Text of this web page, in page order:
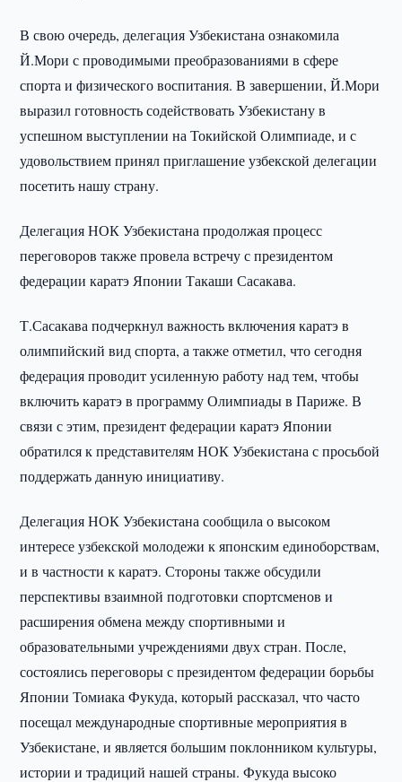
В свою очередь, делегация Узбекистана ознакомила
Й.Мори с проводимыми преобразованиями в сфере
спорта и физического воспитания. В завершении, Й.Мори
выразил готовность содействовать Узбекистану в
успешном выступлении на Токийской Олимпиаде, и с
удовольствием принял приглашение узбекской делегации
посетить нашу страну.
Делегация НОК Узбекистана продолжая процесс
переговоров также провела встречу с президентом
федерации каратэ Японии Такаши Сасакава.
Т.Сасакава подчеркнул важность включения каратэ в
олимпийский вид спорта, а также отметил, что сегодня
федерация проводит усиленную работу над тем, чтобы
включить каратэ в программу Олимпиады в Париже. В
связи с этим, президент федерации каратэ Японии
обратился к представителям НОК Узбекистана с просьбой
поддержать данную инициативу.
Делегация НОК Узбекистана сообщила о высоком
интересе узбекской молодежи к японским единоборствам,
и в частности к каратэ. Стороны также обсудили
перспективы взаимной подготовки спортсменов и
расширения обмена между спортивными и
образовательными учреждениями двух стран. После,
состоялись переговоры с президентом федерации борьбы
Японии Томиака Фукуда, который рассказал, что часто
посещал международные спортивные мероприятия в
Узбекистане, и является большим поклонником культуры,
истории и традиций нашей страны. Фукуда высоко